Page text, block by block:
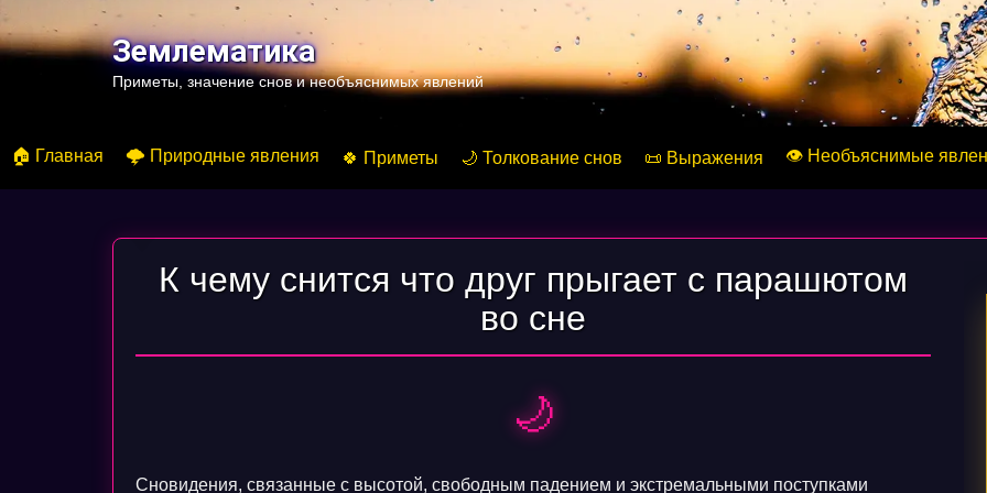
к
содержимомуЗемлематика
Приметы, значение снов и необъяснимых явлений
🏠 Главная 🌩️ Природные явления 🍀 Приметы 🌙 Толкование снов 📜 Выражения 👁️ Необъяснимые
К чему снится что друг прыгает с парашютом
во сне
🌙
Сновидения, связанные с высотой, свободным падением и экстремальными поступками